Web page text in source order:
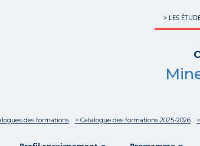
> LES
des formations > Catalogue des formations 2025-2026